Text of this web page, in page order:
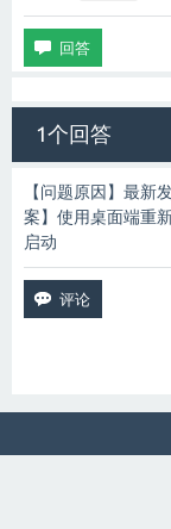
1个回答
【问题原因】最新
案】使用桌面端重
启动